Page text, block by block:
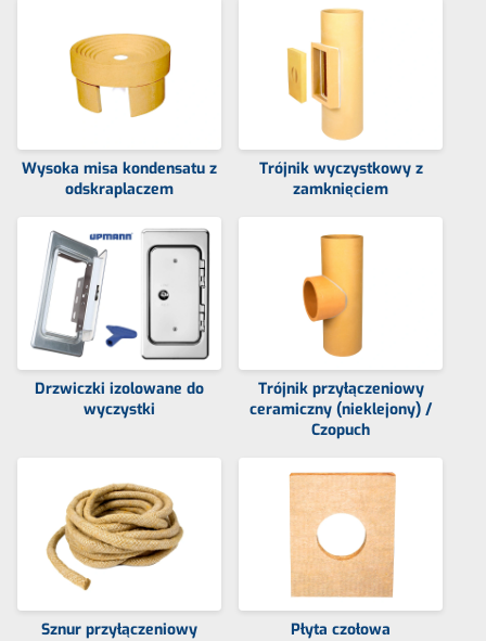
Wysoka misa kondensatu z
odskraplaczem
Trójnik wyczystkowy z
zamknięciem
Drzwiczki izolowane do
wyczystki
Trójnik przyłączeniowy
ceramiczny (nieklejony) /
Czopuch
Sznur przyłączeniowy
Płyta czołowa